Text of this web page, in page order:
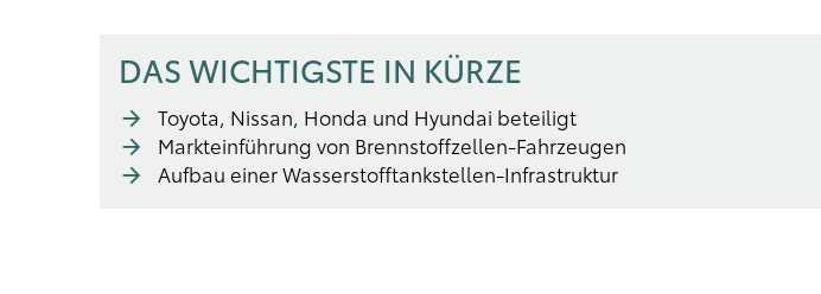
DAS WICHTIGSTE IN KÜRZE
Toyota, Nissan, Honda und Hyundai beteiligt
Markteinführung von Brennstoffzellen-Fahrzeugen
Aufbau einer Wasserstofftankstellen-Infrastruktur